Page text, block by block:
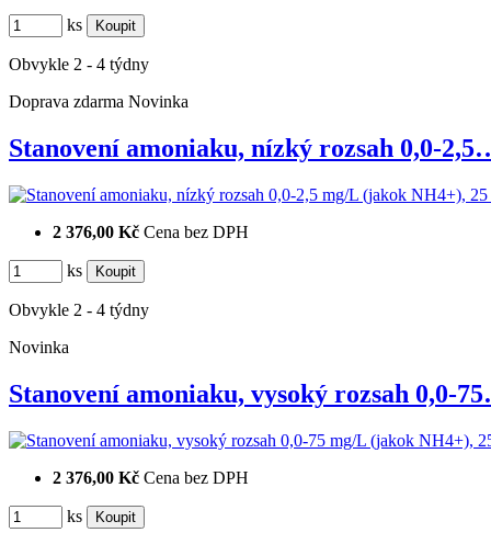
ks
Obvykle 2 - 4 týdny
Doprava zdarma Novinka
Stanovení amoniaku, nízký rozsah 0,0-
2 376,00 Kč Cena bez DPH
ks
Obvykle 2 - 4 týdny
Novinka
Stanovení amoniaku, vysoký rozsah 0,0-
2 376,00 Kč Cena bez DPH
ks